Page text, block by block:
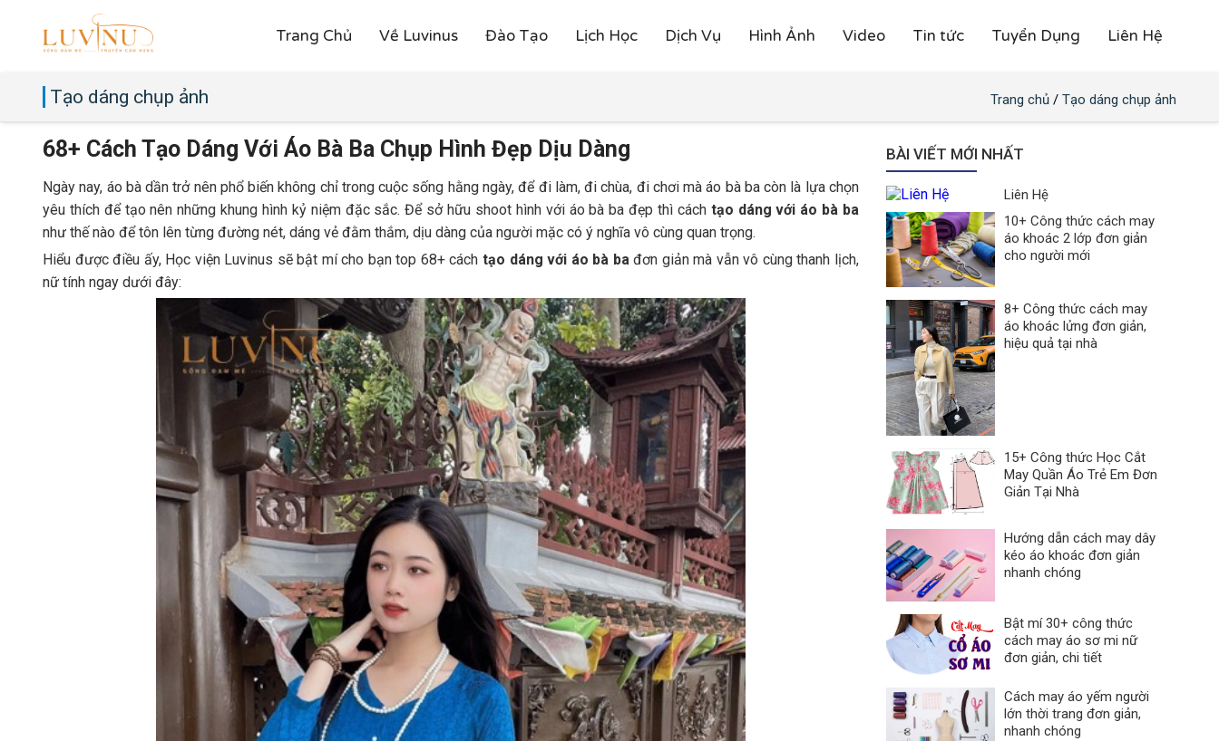
Trang Chủ Về Luvinus Đào Tạo Lịch Học Dịch Vụ Hình Ảnh Video Tin tức Tuyển Dụng Liên Hệ
Tạo dáng chụp ảnh Trang chủ / Tạo dáng chụp ảnh
68+ Cách Tạo Dáng Với Áo Bà Ba Chụp Hình Đẹp Dịu Dàng
Ngày nay, áo bà dần trở nên phổ biến không chỉ trong cuộc sống hằng ngày, để đi làm, đi chùa, đi chơi mà áo bà ba còn là lựa chọn
yêu thích để tạo nên những khung hình kỷ niệm đặc sắc. Để sở hữu shoot hình với áo bà ba đẹp thì cáchtạo dáng với áo bà ba
như thế nào để tôn lên từng đường nét, dáng vẻ đằm thắm, dịu dàng của người mặc có ý nghĩa vô cùng quan trọng.
Hiểu được điều ấy, Học viện Luvinus sẽ bật mí cho bạn top 68+ cáchtạo dáng với áo bà bađơn giản mà vẫn vô cùng thanh lịch,
nữ tính ngay dưới đây:
BÀI VIẾT MỚI NHẤT
Liên Hệ
10+ Công thức cách may
áo khoác 2 lớp đơn giản
cho người mới
8+ Công thức cách may
áo khoác lửng đơn giản,
hiệu quả tại nhà
15+ Công thức Học Cắt
May Quần Áo Trẻ Em Đơn
Giản Tại Nhà
Hướng dẫn cách may dây
kéo áo khoác đơn giản
nhanh chóng
Bật mí 30+ công thức
cách may áo sơ mi nữ
đơn giản, chi tiết
Cách may áo yếm người
lớn thời trang đơn giản,
nhanh chóng